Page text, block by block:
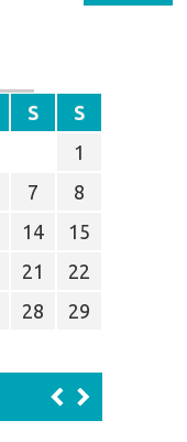
S
S
1
7
8
14
15
21
22
28
29